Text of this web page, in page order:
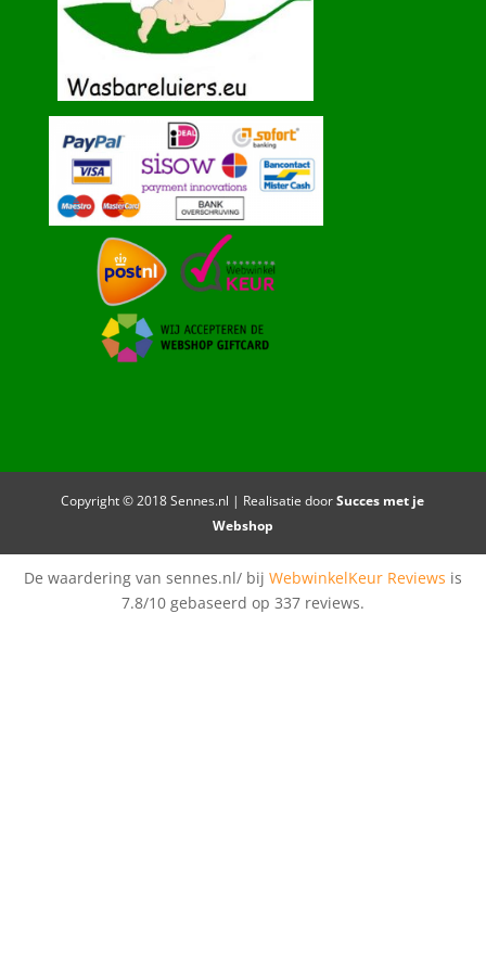
Copyright © 2018 Sennes.nl | Realisatie doorSucces met je
Webshop
De waardering van sennes.nl/ bij WebwinkelKeur Reviews is
7.8/10 gebaseerd op 337 reviews.